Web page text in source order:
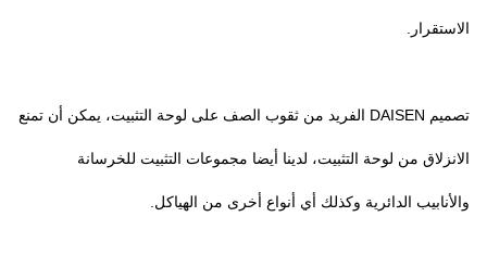
مجموعات التثبيت للخرسانة
أخرى من الهياكل.